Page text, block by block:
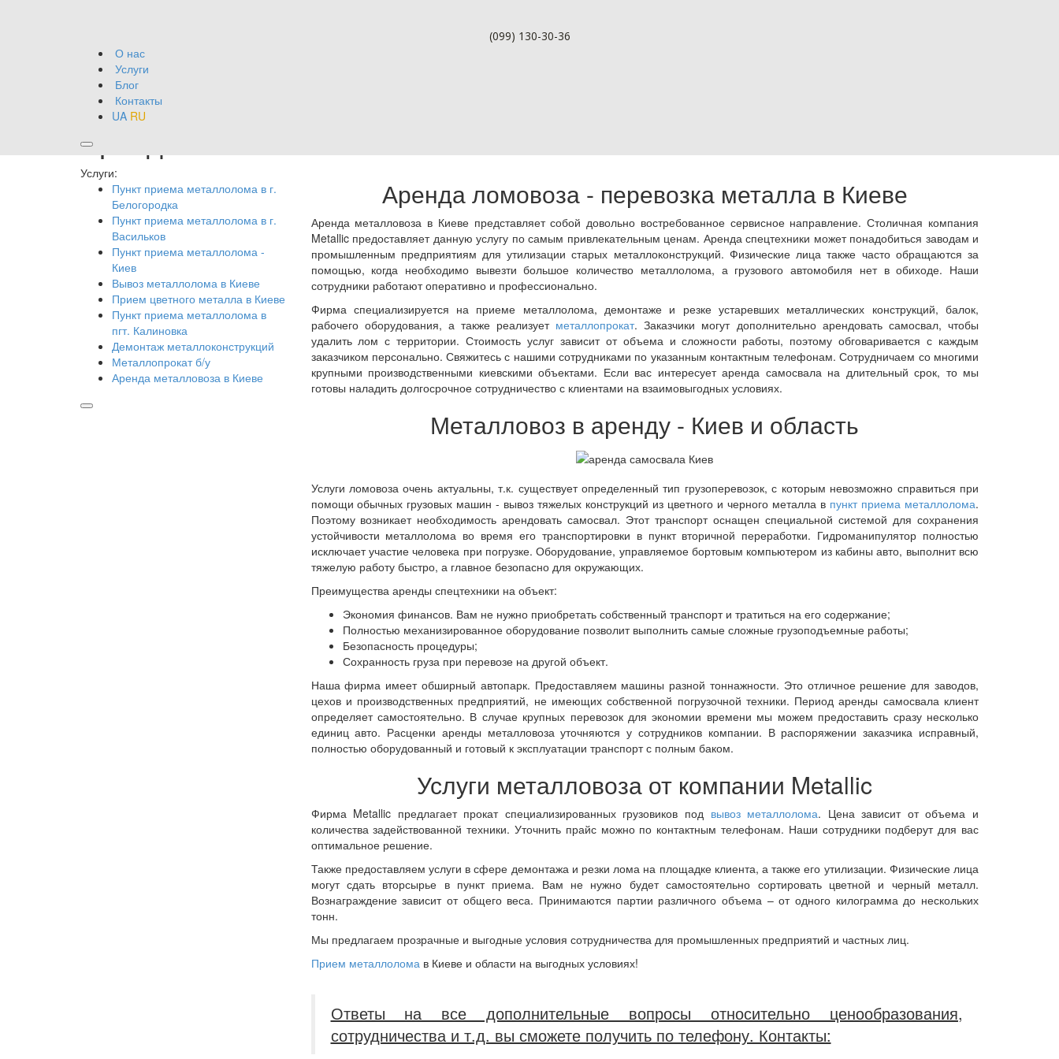
(099) 130-30-36
О нас
Услуги
Блог
Контакты
UA RU
Аренда металловоза в Киеве
Услуги:
Пункт приема металлолома в г.
Белогородка
Пункт приема металлолома в г.
Васильков
Пункт приема металлолома -
Киев
Вывоз металлолома в Киеве
Прием цветного металла в Киеве
Пункт приема металлолома в
пгт. Калиновка
Демонтаж металлоконструкций
Металлопрокат б/у
Аренда металловоза в Киеве
Аренда ломовоза - перевозка металла в Киеве
Аренда металловоза в Киеве представляет собой довольно востребованное сервисное направление. Столичная компания
Metallic предоставляет данную услугу по самым привлекательным ценам. Аренда спецтехники может понадобиться заводам и
промышленным предприятиям для утилизации старых металлоконструкций. Физические лица также часто обращаются за
помощью, когда необходимо вывезти большое количество металлолома, а грузового автомобиля нет в обиходе. Наши
сотрудники работают оперативно и профессионально.
Фирма специализируется на приеме металлолома, демонтаже и резке устаревших металлических конструкций, балок,
рабочего оборудования, а также реализует металлопрокат. Заказчики могут дополнительно арендовать самосвал, чтобы
удалить лом с территории. Стоимость услуг зависит от объема и сложности работы, поэтому обговаривается с каждым
заказчиком персонально. Свяжитесь с нашими сотрудниками по указанным контактным телефонам. Сотрудничаем со многими
крупными производственными киевскими объектами. Если вас интересует аренда самосвала на длительный срок, то мы
готовы наладить долгосрочное сотрудничество с клиентами на взаимовыгодных условиях.
Металловоз в аренду - Киев и область
Услуги ломовоза очень актуальны, т.к. существует определенный тип грузоперевозок, с которым невозможно справиться при
помощи обычных грузовых машин - вывоз тяжелых конструкций из цветного и черного металла в пункт приема металлолома.
Поэтому возникает необходимость арендовать самосвал. Этот транспорт оснащен специальной системой для сохранения
устойчивости металлолома во время его транспортировки в пункт вторичной переработки. Гидроманипулятор полностью
исключает участие человека при погрузке. Оборудование, управляемое бортовым компьютером из кабины авто, выполнит всю
тяжелую работу быстро, а главное безопасно для окружающих.
Преимущества аренды спецтехники на объект:
Экономия финансов. Вам не нужно приобретать собственный транспорт и тратиться на его содержание;
Полностью механизированное оборудование позволит выполнить самые сложные грузоподъемные работы;
Безопасность процедуры;
Сохранность груза при перевозе на другой объект.
Наша фирма имеет обширный автопарк. Предоставляем машины разной тоннажности. Это отличное решение для заводов,
цехов и производственных предприятий, не имеющих собственной погрузочной техники. Период аренды самосвала клиент
определяет самостоятельно. В случае крупных перевозок для экономии времени мы можем предоставить сразу несколько
единиц авто. Расценки аренды металловоза уточняются у сотрудников компании. В распоряжении заказчика исправный,
полностью оборудованный и готовый к эксплуатации транспорт с полным баком.
Услуги металловоза от компании Metallic
Фирма Metallic предлагает прокат специализированных грузовиков под вывоз металлолома. Цена зависит от объема и
количества задействованной техники. Уточнить прайс можно по контактным телефонам. Наши сотрудники подберут для вас
оптимальное решение.
Также предоставляем услуги в сфере демонтажа и резки лома на площадке клиента, а также его утилизации. Физические лица
могут сдать вторсырье в пункт приема. Вам не нужно будет самостоятельно сортировать цветной и черный металл.
Вознаграждение зависит от общего веса. Принимаются партии различного объема – от одного килограмма до нескольких
тонн.
Мы предлагаем прозрачные и выгодные условия сотрудничества для промышленных предприятий и частных лиц.
Прием металлоломав Киеве и области на выгодных условиях!
Ответы на все дополнительные вопросы относительно ценообразования,
сотрудничества и т.д. вы сможете получить по телефону. Контакты: